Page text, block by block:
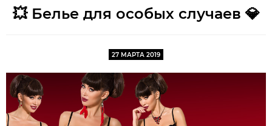
💥 Белье для особых случаев 💎
27 МАРТА 2019